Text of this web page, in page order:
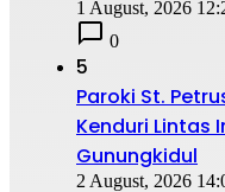
1 August, 2026
0
5
Paroki St.
Kenduri Lintas
Gunungkidul
2 August, 2026